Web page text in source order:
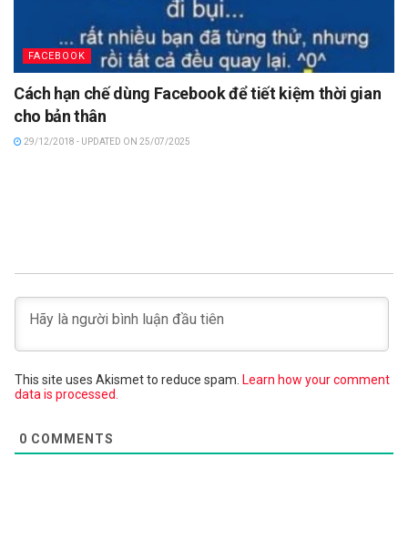
FACEBOOK
Cách hạn chế dùng Facebook để tiết kiệm thời gian
cho bản thân
29/12/2018 - UPDATED ON 25/07/2025
This site uses Akismet to reduce spam. Learn how your comment
data is processed.
0 COMMENTS